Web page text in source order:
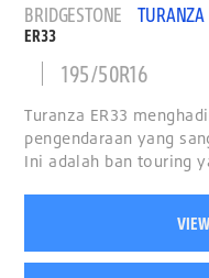
BRIDGESTONE TURANZA
ER33
195/50R16
Turanza ER33
pengendaraan yang
Ini adalah ban touring